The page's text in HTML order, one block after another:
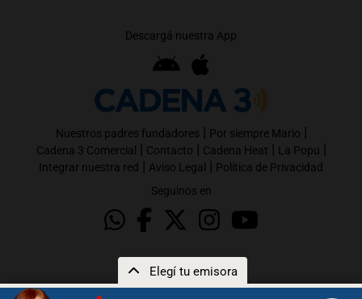
Elegí tu emisora
Descargá nuestra App
Nuestros padres fundadores | Por siempre Mario |
Cadena 3 Comercial | Contacto | Cadena Heat | La Popu |
Integrar nuestra red | Aviso Legal | Política de Privacidad
Seguinos en